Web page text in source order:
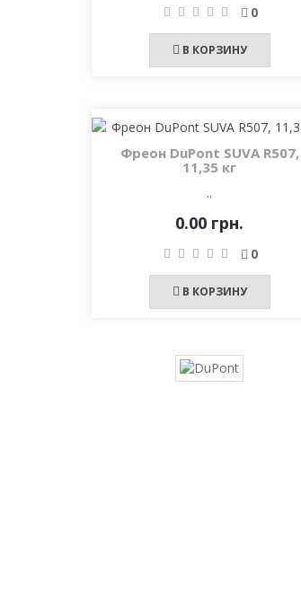
0
В КОРЗИНУ
Фреон DuPont SUVA R507,
11,35 кг
..
0.00 грн.
0
В КОРЗИНУ